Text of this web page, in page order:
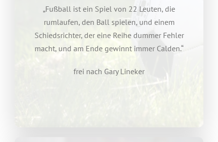
„Fußball ist ein Spiel von 22 Leuten, die
rumlaufen, den Ball spielen, und einem
Schiedsrichter, der eine Reihe dummer Fehler
macht, und am Ende gewinnt immer Calden.“
frei nach Gary Lineker